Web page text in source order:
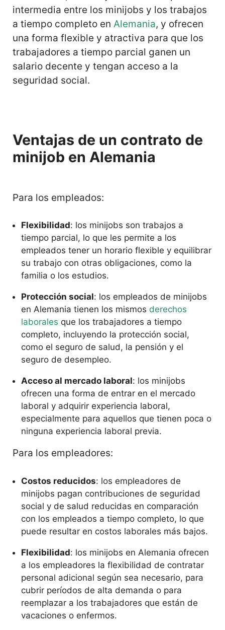
intermedia entre los minijobs y los trabajos
a tiempo completo en Alemania, y ofrecen
una forma flexible y atractiva para que los
trabajadores a tiempo parcial ganen un
salario decente y tengan acceso a la
seguridad social.
Ventajas de un contrato de
minijob en Alemania
Para los empleados:
Flexibilidad: los minijobs son trabajos a
tiempo parcial, lo que les permite a los
empleados tener un horario flexible y equilibrar
su trabajo con otras obligaciones, como la
familia o los estudios.
Protección social: los empleados de minijobs
en Alemania tienen los mismos derechos
laborales que los trabajadores a tiempo
completo, incluyendo la protección social,
como el seguro de salud, la pensión y el
seguro de desempleo.
Acceso al mercado laboral: los minijobs
ofrecen una forma de entrar en el mercado
laboral y adquirir experiencia laboral,
especialmente para aquellos que tienen poca o
ninguna experiencia laboral previa.
Para los empleadores:
Costos reducidos: los empleadores de
minijobs pagan contribuciones de seguridad
social y de salud reducidas en comparación
con los empleados a tiempo completo, lo que
puede resultar en costos laborales más bajos.
Flexibilidad: los minijobs en Alemania ofrecen
a los empleadores la flexibilidad de contratar
personal adicional según sea necesario, para
cubrir períodos de alta demanda o para
reemplazar a los trabajadores que están de
vacaciones o enfermos.